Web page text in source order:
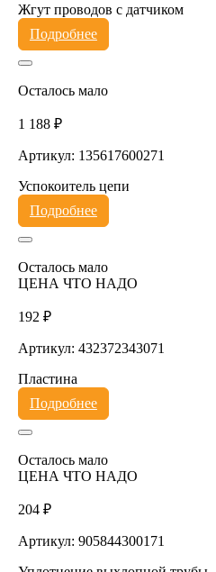
Жгут проводов с датчиком
Подробнее
Осталось мало
1 188 ₽
Артикул: 135617600271
Успокоитель цепи
Подробнее
Осталось мало
ЦЕНА ЧТО НАДО
192 ₽
Артикул: 432372343071
Пластина
Подробнее
Осталось мало
ЦЕНА ЧТО НАДО
204 ₽
Артикул: 905844300171